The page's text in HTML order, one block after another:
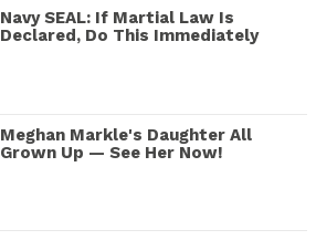
Navy SEAL: If Martial Law Is
Declared, Do This Immediately
Meghan Markle's Daughter All
Grown Up — See Her Now!